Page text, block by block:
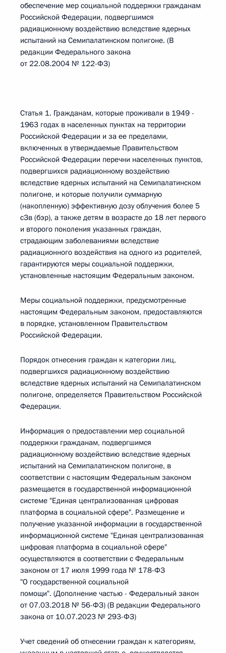
обеспечение мер социальной поддержки гражданам
Российской Федерации, подвергшимся
радиационному воздействию вследствие ядерных
испытаний на Семипалатинском полигоне. (В
редакции Федерального закона
от 22.08.2004 № 122-ФЗ)
Статья 1. Гражданам, которые проживали в 1949 -
1963 годах в населенных пунктах на территории
Российской Федерации и за ее пределами,
включенных в утверждаемые Правительством
Российской Федерации перечни населенных пунктов,
подвергшихся радиационному воздействию
вследствие ядерных испытаний на Семипалатинском
полигоне, и которые получили суммарную
(накопленную) эффективную дозу облучения более 5
сЗв (бэр), а также детям в возрасте до 18 лет первого
и второго поколения указанных граждан,
страдающим заболеваниями вследствие
радиационного воздействия на одного из родителей,
гарантируются меры социальной поддержки,
установленные настоящим Федеральным законом.
Меры социальной поддержки, предусмотренные
настоящим Федеральным законом, предоставляются
в порядке, установленном Правительством
Российской Федерации.
Порядок отнесения граждан к категории лиц,
подвергшихся радиационному воздействию
вследствие ядерных испытаний на Семипалатинском
полигоне, определяется Правительством Российской
Федерации.
Информация о предоставлении мер социальной
поддержки гражданам, подвергшимся
радиационному воздействию вследствие ядерных
испытаний на Семипалатинском полигоне, в
соответствии с настоящим Федеральным законом
размещается в государственной информационной
системе "Единая централизованная цифровая
платформа в социальной сфере". Размещение и
получение указанной информации в государственной
информационной системе "Единая централизованная
цифровая платформа в социальной сфере"
осуществляются в соответствии с Федеральным
законом от 17 июля 1999 года № 178-ФЗ
"О государственной социальной
помощи". (Дополнение частью - Федеральный закон
от 07.03.2018 № 56-ФЗ) (В редакции Федерального
закона от 10.07.2023 № 293-ФЗ)
Учет сведений об отнесении граждан к категориям,